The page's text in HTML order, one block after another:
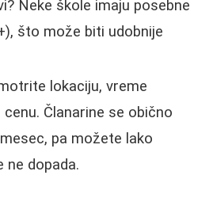
Neke škole imaju posebne
što može biti udobnije
lokaciju, vreme
Članarine se obično
pa možete lako
ne dopada.